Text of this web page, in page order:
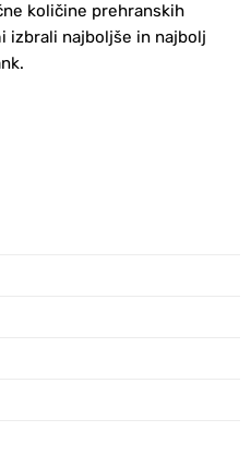
količine prehranskih
izbrali najboljše in najbolj